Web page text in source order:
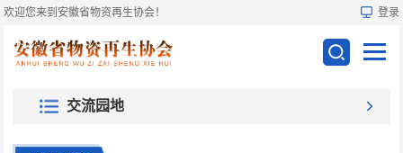
欢迎您来到安徽省物资再生协会！ 登录
交流园地